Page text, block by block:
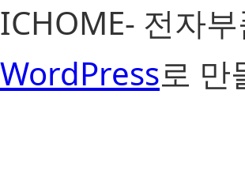
ICHOME- 전자
WordPress로 만